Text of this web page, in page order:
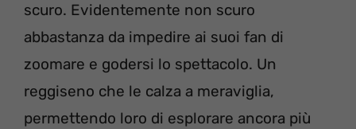
scuro. Evidentemente non scuro
abbastanza da impedire ai suoi fan di
zoomare e godersi lo spettacolo. Un
reggiseno che le calza a meraviglia,
permettendo loro di esplorare ancora più